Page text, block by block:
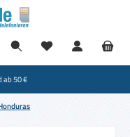
ab 50 €